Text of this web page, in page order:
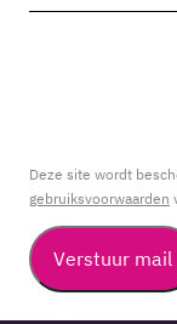
Deze site wordt
gebruiksvoorwaarden
Verstuur mail